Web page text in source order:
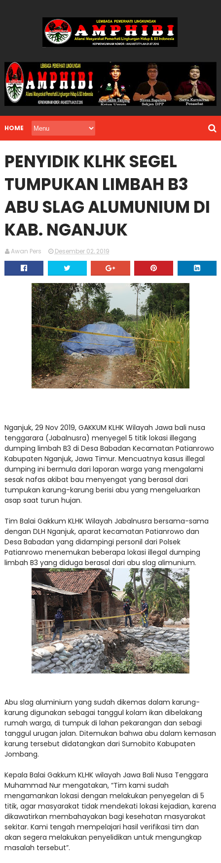
HOME
PENYIDIK KLHK SEGEL
TUMPUKAN LIMBAH B3
ABU SLAG ALUMUNIUM DI
KAB. NGANJUK
Awan Pers Desember 02, 2019
Nganjuk, 29 Nov 2019, GAKKUM KLHK Wilayah Jawa bali nusa
tenggarara (Jabalnusra) menyegel 5 titik lokasi illegang
dumping limbah B3 di Desa Babadan Kecamatan Patianrowo
Kabupaten Nganjuk, Jawa Timur. Mencuatnya kasus illegal
dumping ini bermula dari laporan warga yang mengalami
sesak nafas akibat bau menyengat yang berasal dari
tumpukan karung-karung berisi abu yang mengeluarkan
asap saat turun hujan.
Tim Balai Gakkum KLHK Wilayah Jabalnusra bersama-sama
dengan DLH Nganjuk, aparat kecamatan Patianrowo dan
Desa Babadan yang didampingi personil dari Polsek
Patianrowo menemukan beberapa lokasi illegal dumping
limbah B3 yang diduga berasal dari abu slag alimunium.
Abu slag aluminium yang sudah dikemas dalam karung-
karung digunakan sebagai tanggul kolam ikan dibelakang
rumah warga, di tumpuk di lahan pekarangan dan sebagi
tanggul urugan jalan. Ditemukan bahwa abu dalam kemasan
karung tersebut didatangkan dari Sumobito Kabupaten
Jombang.
Kepala Balai Gakkum KLHK wilayah Jawa Bali Nusa Tenggara
Muhammad Nur mengatakan, “Tim kami sudah
mengamankan lokasi dengan melakukan penyegelan di 5
titik, agar masyarakat tidak mendekati lokasi kejadian, karena
dikawatirkan membahayakan bagi kesehatan masyarakat
sekitar. Kami tengah mempelajari hasil verifikasi tim dan
akan segera melakukan penyelidikan untuk mengungkap
masalah tersebut”.